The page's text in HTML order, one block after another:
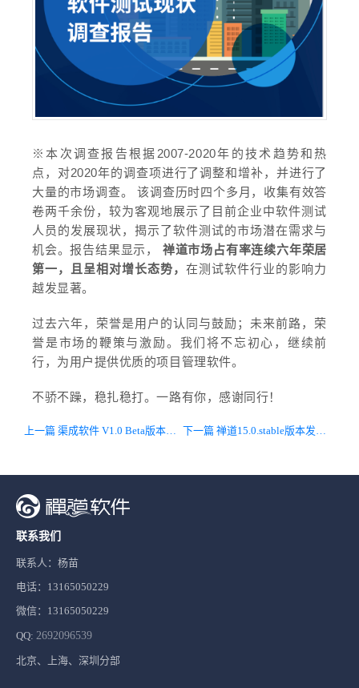
※本次调查报告根据2007-2020年的技术趋势和热
点，对2020年的调查项进行了调整和增补，并进行了
大量的市场调查。
该调查历时四个多月，收集有效答
卷两千余份，较为客观地展示了目前企业中软件测试
人员的发展现状，揭示了软件测试的市场潜在需求与
机会。报告结果显示， 禅道市场占有率连续六年荣居
第一，且呈相对增长态势，在测试软件行业的影响力
越发显著。
过去六年，荣誉是用户的认同与鼓励；未来前路，荣
誉是市场的鞭策与激励。我们将不忘初心，继续前
行，为用户提供优质的项目管理软件。
不骄不躁，稳扎稳打。一路有你，感谢同行！
联系我们
联系人：杨苗
电话：13165050229
微信：13165050229
QQ: 2692096539
北京、上海、深圳分部